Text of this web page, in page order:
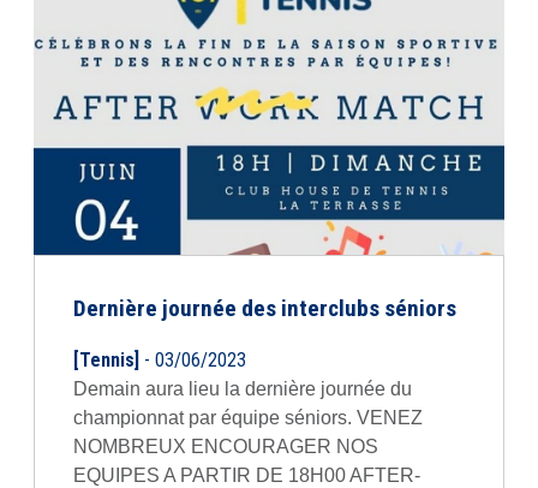
Dernière journée des interclubs séniors
[Tennis] - 03/06/2023
Demain aura lieu la dernière journée du
championnat par équipe séniors. VENEZ
NOMBREUX ENCOURAGER NOS
EQUIPES A PARTIR DE 18H00 AFTER-